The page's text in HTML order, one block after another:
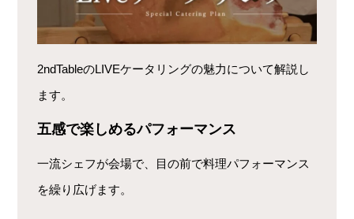
2ndTableのLIVEケータリングの魅力について解説し
ます。
五感で楽しめるパフォーマンス
一流シェフが会場で、目の前で料理パフォーマンス
を繰り広げます。